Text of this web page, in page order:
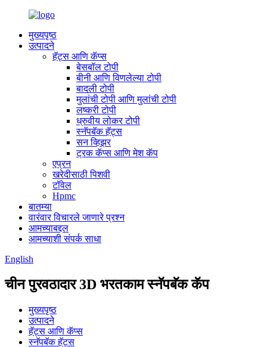
मुख्यपृष्ठ
उत्पादने
हॅट्स आणि कॅप्स
बेसबॉल टोपी
बीनी आणि विणलेल्या टोपी
बादली टोपी
मुलांची टोपी आणि मुलांची टोपी
लष्करी टोपी
ध्रुवीय लोकर टोपी
स्नॅपबॅक हॅट्स
सन व्हिझर
ट्रक कॅप्स आणि मेश कॅप
एप्रन
खरेदीसाठी पिशवी
टॉवेल
Hpmc
बातम्या
वारंवार विचारले जाणारे प्रश्न
आमच्याबद्दल
आमच्याशी संपर्क साधा
English
चीन पुरवठादार 3D भरतकाम स्नॅपबॅक कॅप
मुख्यपृष्ठ
उत्पादने
हॅट्स आणि कॅप्स
स्नॅपबॅक हॅट्स